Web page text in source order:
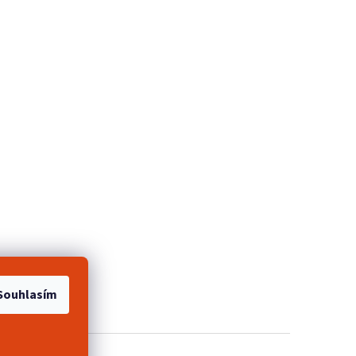
zdarma